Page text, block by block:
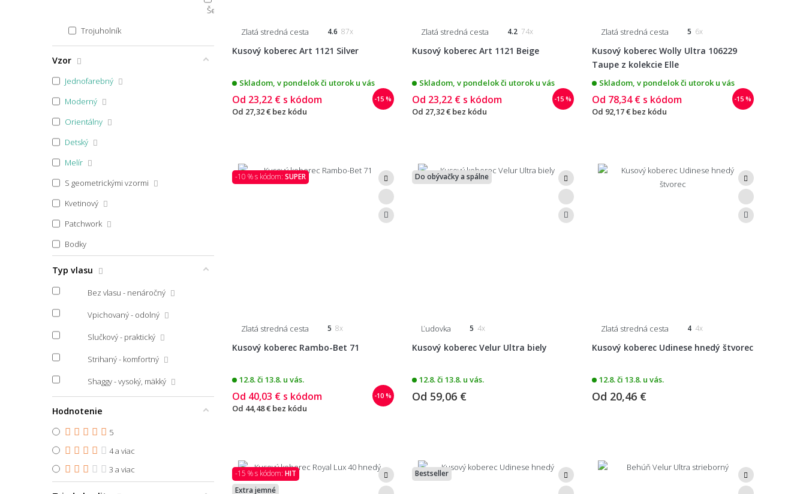
40x60 půlkruh
40x60x1,7
45x70 půlkruh
45x75 půlkruh
45x140
45x150
47x140
48x75
48x76
50x45
Šesťuholník
Trojuholník
Vzor
Jednofarebný
Moderný
Orientálny
Detský
Melír
S geometrickými vzormi
Kvetinový
Patchwork
Bodky
Art Deco
Glamour
Japonský
Vintage
Typ vlasu
Slučkový - praktický
Strihaný - komfortný
Shaggy - vysoký, mäkký
Vpichovaný - odolný
Bez vlasu - nenáročný
Hodnotenie
5
4 a viac
3 a viac
Zlatá stredná cesta 4.6 87x
Kusový koberec Art 1121 Silver
Skladom, v pondelok či utorok u vás
-15 %
Od 23,22 € s kódom
Od 27,32 € bez kódu
Zlatá stredná cesta 4.2 74x
Kusový koberec Art 1121 Beige
Skladom, v pondelok či utorok u vás
-15 %
Od 23,22 € s kódom
Od 27,32 € bez kódu
Zlatá stredná cesta 5 6x
Kusový koberec Wolly Ultra 106229
Taupe z kolekcie Elle
Skladom, v pondelok či utorok u vás
-15 %
Od 78,34 € s kódom
Od 92,17 € bez kódu
-10 % s kódom: SUPER
Zlatá stredná cesta 5 8x
Kusový koberec Rambo-Bet 71
12.8. či 13.8. u vás.
-10 %
Od 40,03 € s kódom
Od 44,48 € bez kódu
Do obývačky a spálne
Ľudovka 5 4x
Kusový koberec Velur Ultra biely
12.8. či 13.8. u vás.
Od 59,06 €
Zlatá stredná cesta 4 4x
Kusový koberec Udinese hnedý štvorec
12.8. či 13.8. u vás.
Od 20,46 €
-15 % s kódom: HIT
Extra jemné
Bestseller